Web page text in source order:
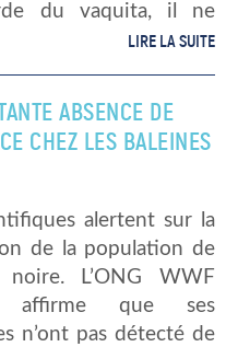
du vaquita, il ne
qu’une dizaine
reste t-il si peu de
du Pacifique ? […]
LIRE LA SUITE
ABSENCE DE
CHEZ LES BALEINES
alertent sur la
de la population de
noire. L’ONG WWF
affirme que ses
n’ont pas détecté de